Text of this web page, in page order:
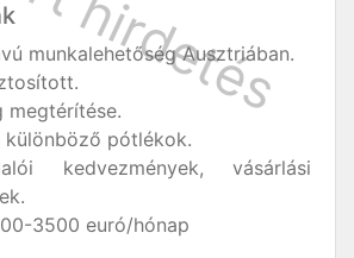
munkalehetőség Ausztriában.
megtérítése.
különböző pótlékok.
kedvezmények, vásárlási
3500 euró/hónap